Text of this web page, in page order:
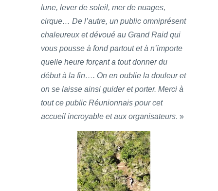
lune, lever de soleil, mer de nuages,
cirque… De l’autre, un public omniprésent
chaleureux et dévoué au Grand Raid qui
vous pousse à fond partout et à n’importe
quelle heure forçant a tout donner du
début à la fin…. On en oublie la douleur et
on se laisse ainsi guider et porter. Merci à
tout ce public Réunionnais pour cet
accueil incroyable et aux organisateurs. »